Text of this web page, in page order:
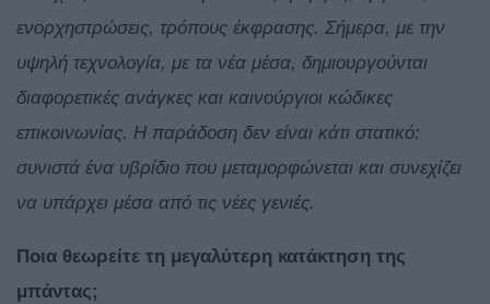
ενορχηστρώσεις, τρόπους έκφρασης. Σήμερα, με την
υψηλή τεχνολογία, με τα νέα μέσα, δημιουργούνται
διαφορετικές ανάγκες και καινούργιοι κώδικες
επικοινωνίας. Η παράδοση δεν είναι κάτι στατικό:
συνιστά ένα υβρίδιο που μεταμορφώνεται και συνεχίζει
να υπάρχει μέσα από τις νέες γενιές.
Ποια θεωρείτε τη μεγαλύτερη κατάκτηση της
μπάντας;